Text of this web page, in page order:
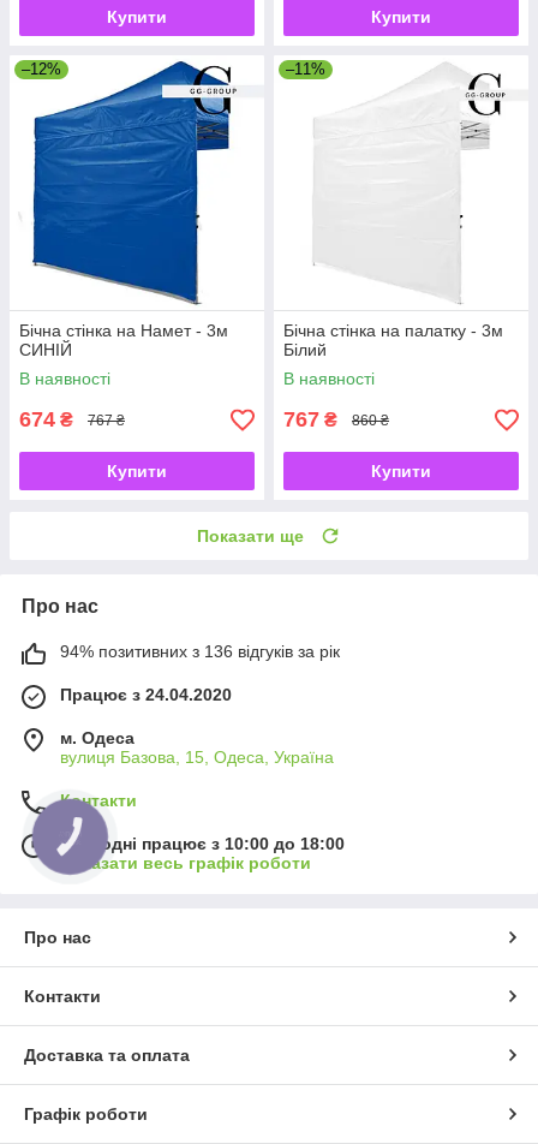
Купити Купити
–12%
Бічна стінка на Намет - 3м
СИНІЙ
В наявності
674 ₴ 767 ₴
Купити
–11%
Бічна стінка на палатку - 3м
Білий
В наявності
767 ₴ 860 ₴
Купити
Показати ще
Про нас
94% позитивних з 136 відгуків за рік
Працює з 24.04.2020
м. Одеса
вулиця Базова, 15, Одеса, Україна
Контакти
Сьогодні працює з 10:00 до 18:00
Показати весь графік роботи
Про нас
Контакти
Доставка та оплата
Графік роботи
КНОПКА
ЗВ'ЯЗКУ